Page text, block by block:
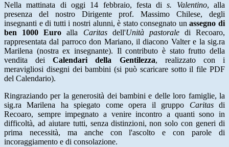
Nella mattinata di oggi 14 febbraio, festa dis. Valentino, alla
presenza del nostro Dirigente prof. Massimo Chilese, degli
insegnanti e di tutti i nostri alunni, è stato consegnato unassegno di
ben 1000 Euro alla Caritasdell'Unità pastoraledi Recoaro,
rappresentata dal parroco don Mariano, il diacono Valter e la sig.ra
Marilena (nostra ex insegnante). Il contributo è stato frutto della
vendita deiCalendari della Gentilezza, realizzato con i
meravigliosi disegni dei bambini (si può scaricare sotto il file PDF
del Calendario).
Ringraziando per la generosità dei bambini e delle loro famiglie, la
sig.ra Marilena ha spiegato come opera il gruppo Caritasdi
Recoaro, sempre impegnato a venire incontro a quanti sono in
difficoltà, ad aiutare tutti, senza distinzioni, non solo con generi di
prima necessità, ma anche con l'ascolto e con parole di
incoraggiamento e di consolazione.